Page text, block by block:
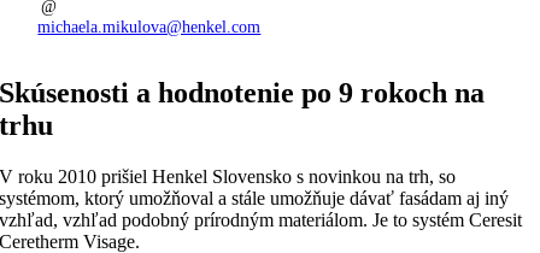
michaela.mikulova@henkel.com
Skúsenosti a hodnotenie po 9 rokoch na
trhu
V roku 2010 prišiel Henkel Slovensko s novinkou na trh, so
systémom, ktorý umožňoval a stále umožňuje dávať fasádam aj iný
vzhľad, vzhľad podobný prírodným materiálom. Je to systém Ceresit
Ceretherm Visage.